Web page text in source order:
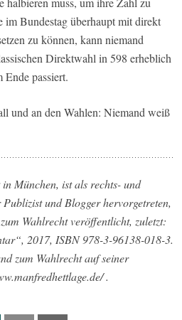
im Bundestag überhaupt mit direkt
zu können, kann niemand
Direktwahl in 598 erheblich
Ende passiert.
und an den Wahlen: Niemand weiß
München, ist als rechts- und
und Blogger hervorgetreten,
Wahlrecht veröffentlicht, zuletzt:
2017, ISBN 978-3-96138-018-3.
zum Wahlrecht auf seiner
.